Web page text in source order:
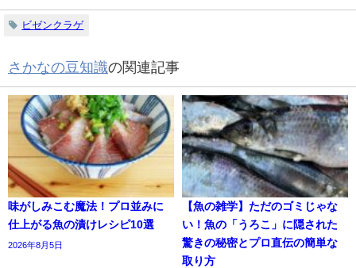
ビゼンクラゲ
さかなの豆知識の関連記事
味がしみこむ魔法！プロ並みに
仕上がる魚の漬けレシピ10選
2026年8月5日
【魚の雑学】ただのゴミじゃな
い！魚の「うろこ」に隠された
驚きの秘密とプロ直伝の簡単な
取り方